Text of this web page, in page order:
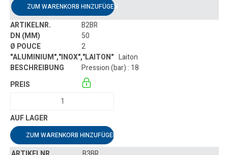
ZUM WARENKORB HINZUFÜGEN
B2BR
50
2
Laiton
Pression (bar) : 18
ZUM WARENKORB HINZUFÜGEN